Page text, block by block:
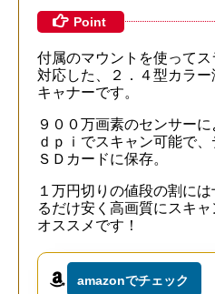
Point
付属のマウントを使って
対応した、２．４型カラ
キャナーです。
９００万画素のセンサー
ｄｐｉでスキャン可能で
ＳＤカードに保存。
１万円切りの値段の割に
るだけ安く高画質にスキ
オススメです！
amazonでチェック